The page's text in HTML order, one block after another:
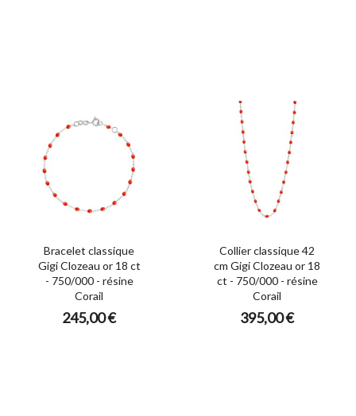
Bracelet classique
Gigi Clozeau or 18 ct
- 750/000 - résine
Corail
245,00 €
Collier classique 42
cm Gigi Clozeau or 18
ct - 750/000 - résine
Corail
395,00 €